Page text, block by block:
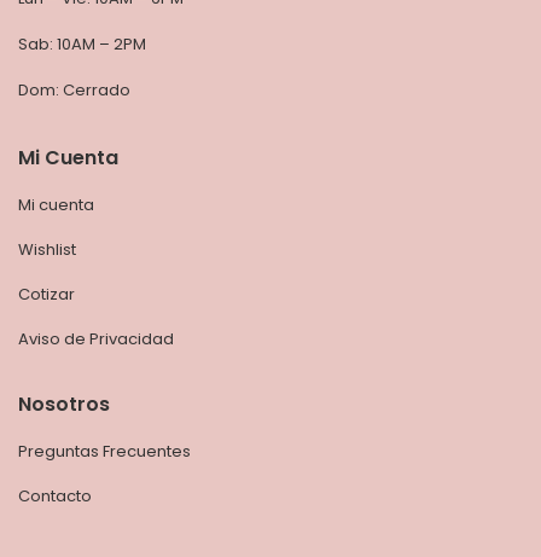
Sab: 10AM – 2PM
Dom: Cerrado
Mi Cuenta
Mi cuenta
Wishlist
Cotizar
Aviso de Privacidad
Nosotros
Preguntas Frecuentes
Contacto